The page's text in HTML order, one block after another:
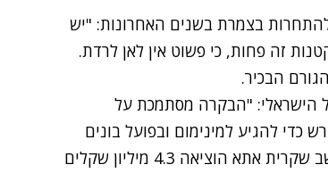
בצמרת בשנים האחרונות: "יש
הקטנות זה פחות, כי פשוט אין לאן לרדת.
הבכיר.
הישראלי: "הבקרה מסתמכת על
כדי להגיע למינימום ובפועל בונים
תקציב קטן יותר והעיריה נותנת פחות. אתה באמת חושב שקרית אתא הוציאה 4.3 מיליון שקלים